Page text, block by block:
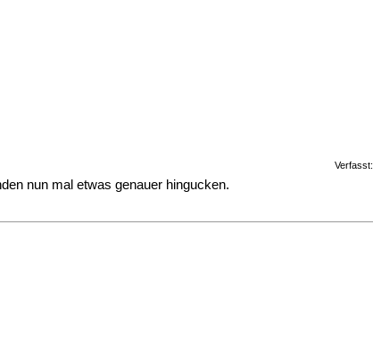
Verfasst:
nun mal etwas genauer hingucken.